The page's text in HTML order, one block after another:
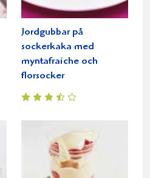
Jordgubbar på
sockerkaka med
myntafraiche och
florsocker